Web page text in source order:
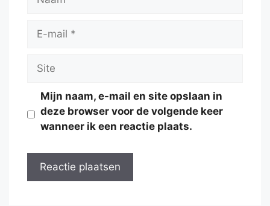
Site
Mijn naam, e-mail en site opslaan in
deze browser voor de volgende keer
wanneer ik een reactie plaats.